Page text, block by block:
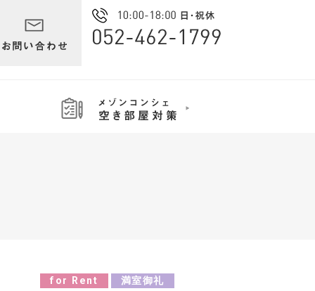
for Rent 満室御礼